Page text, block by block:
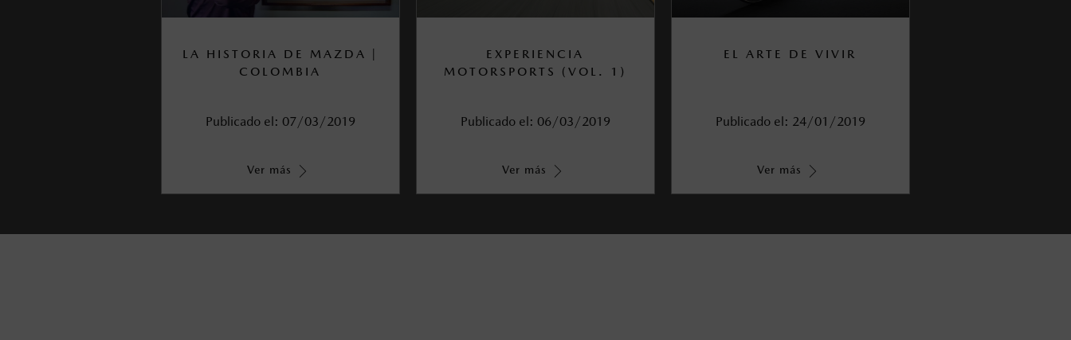
LA HISTORIA DE MAZDA |
COLOMBIA
Publicado el: 07/03/2019
Ver más
EXPERIENCIA
MOTORSPORTS (VOL. 1)
Publicado el: 06/03/2019
Ver más
EL ARTE DE VIVIR
Publicado el: 24/01/2019
Ver más